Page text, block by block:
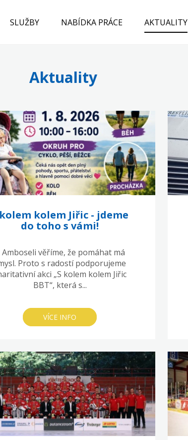
SLUŽBY NABÍDKA PRÁCE AKTUALITY
Aktuality
kolem Jiřic - jdeme
do toho s vámi!
Amboseli věříme, že pomáhat má
Proto s radostí podporujeme
akci „S kolem kolem Jiřic
BBT“, která s...
VÍCE INFO